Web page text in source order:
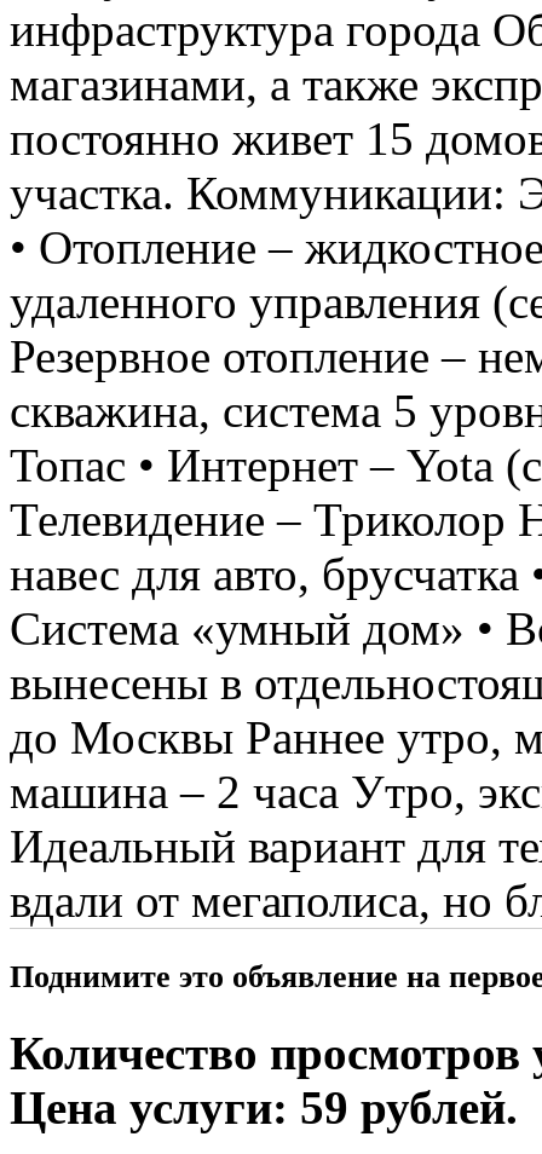
инфраструктура города
магазинами, а также
постоянно живет 15
участка. Коммуникации:
• Отопление –
удаленного управления
Резервное отопление –
скважина, система 5
Топас • Интернет – Yota
Телевидение – Триколор
навес для авто,
Система «умный дом» •
вынесены в
до Москвы Раннее утро,
машина – 2 часа Утро,
Идеальный вариант для
вдали от мегаполиса, но
Поднимите это объявление на
Количество просмотров
Цена услуги: 59 рублей.